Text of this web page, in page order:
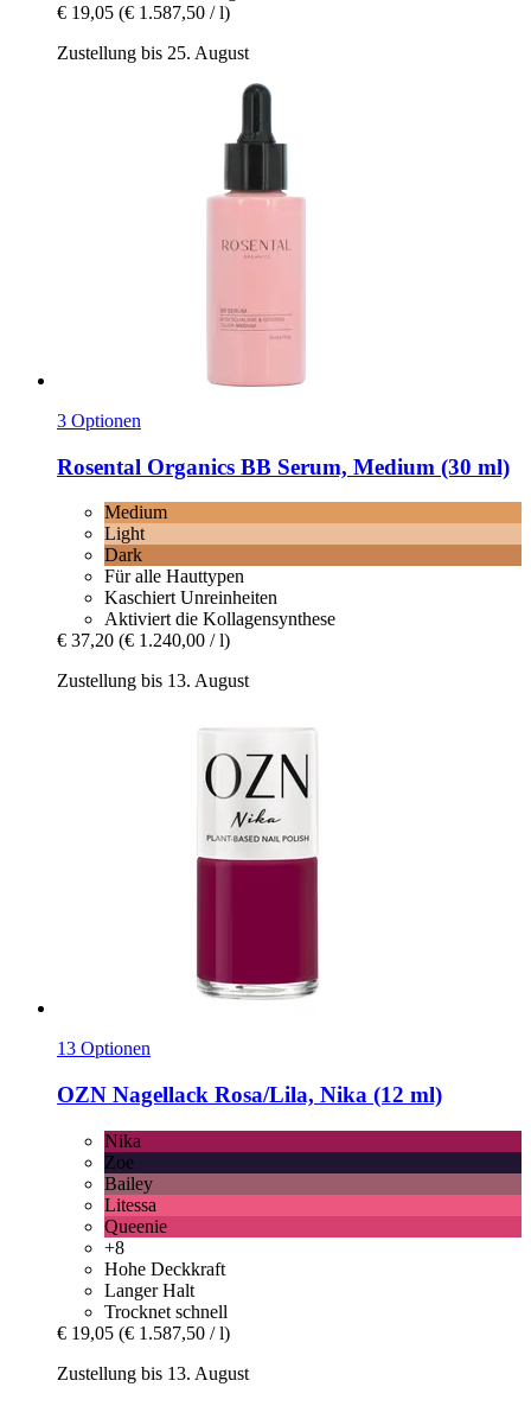
€ 19,05 (€ 1.587,50 / l)
Zustellung bis 25. August
3 Optionen
Rosental Organics BB Serum, Medium (30 ml)
Medium
Light
Dark
Für alle Hauttypen
Kaschiert Unreinheiten
Aktiviert die Kollagensynthese
€ 37,20 (€ 1.240,00 / l)
Zustellung bis 13. August
13 Optionen
OZN Nagellack Rosa/Lila, Nika (12 ml)
Nika
Zoe
Bailey
Litessa
Queenie
+8
Hohe Deckkraft
Langer Halt
Trocknet schnell
€ 19,05 (€ 1.587,50 / l)
Zustellung bis 13. August